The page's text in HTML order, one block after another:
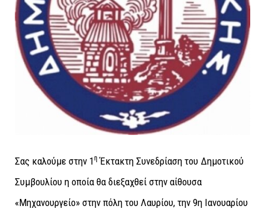
Σας καλούμε στην 1η Έκτακτη Συνεδρίαση του Δημοτικού
Συμβουλίου η οποία θα διεξαχθεί στην αίθουσα
«Μηχανουργείο» στην πόλη του Λαυρίου, την 9η Ιανουαρίου